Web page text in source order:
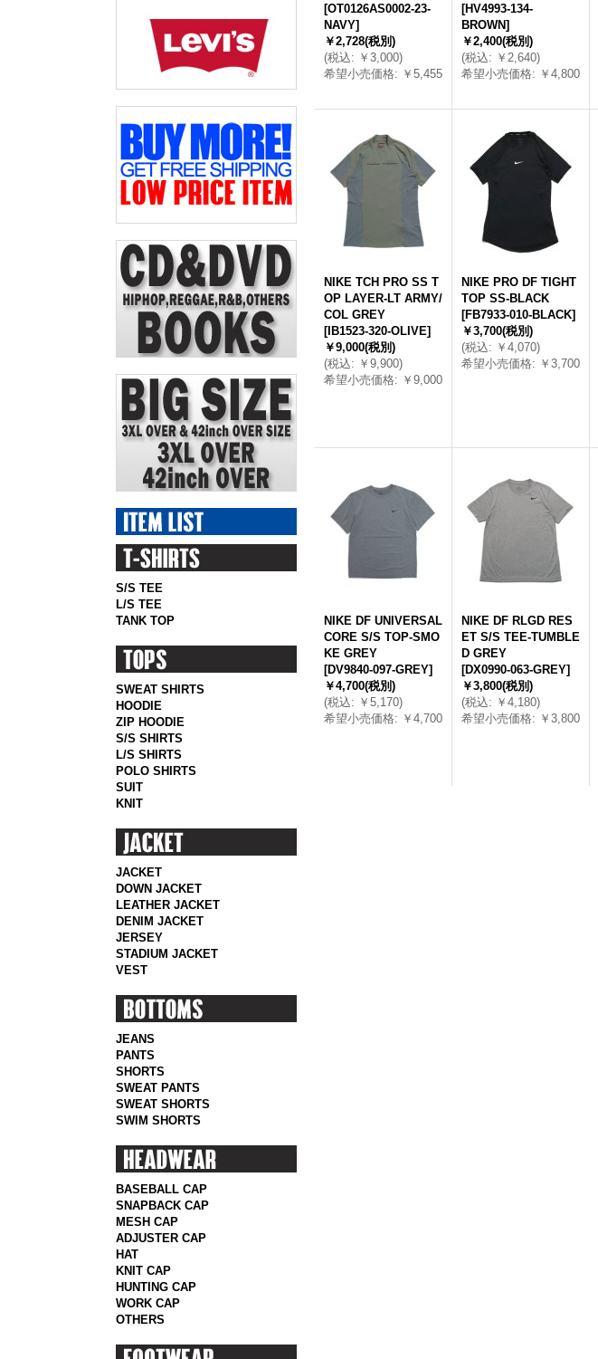
S/S TEE
L/S TEE
TANK TOP
SWEAT SHIRTS
HOODIE
ZIP HOODIE
S/S SHIRTS
L/S SHIRTS
POLO SHIRTS
SUIT
KNIT
JACKET
DOWN JACKET
LEATHER JACKET
DENIM JACKET
JERSEY
STADIUM JACKET
VEST
JEANS
PANTS
SHORTS
SWEAT PANTS
SWEAT SHORTS
SWIM SHORTS
BASEBALL CAP
SNAPBACK CAP
MESH CAP
ADJUSTER CAP
HAT
KNIT CAP
HUNTING CAP
WORK CAP
OTHERS
[OT0126AS0002-23-
NAVY]
￥2,728(税別)
(税込: ￥3,000)
希望小売価格: ￥5,455
[HV4993-134-
BROWN]
￥2,400(税別)
(税込: ￥2,640)
希望小売価格: ￥4,800
NIKE TCH PRO SS T
OP LAYER-LT ARMY/
COL GREY
[IB1523-320-OLIVE]
￥9,000(税別)
(税込: ￥9,900)
希望小売価格: ￥9,000
NIKE PRO DF TIGHT
TOP SS-BLACK
[FB7933-010-BLACK]
￥3,700(税別)
(税込: ￥4,070)
希望小売価格: ￥3,700
NIKE DF UNIVERSAL
CORE S/S TOP-SMO
KE GREY
[DV9840-097-GREY]
￥4,700(税別)
(税込: ￥5,170)
希望小売価格: ￥4,700
NIKE DF RLGD RES
ET S/S TEE-TUMBLE
D GREY
[DX0990-063-GREY]
￥3,800(税別)
(税込: ￥4,180)
希望小売価格: ￥3,800